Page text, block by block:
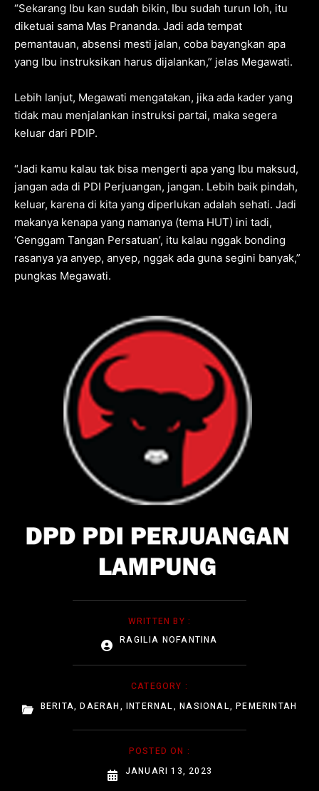
WRITTEN BY :
RAGILIA NOFANTINA
CATEGORY :
BERITA,DAERAH,INTERNAL,NASIONAL,PEMERINTAH
POSTED ON :
JANUARI 13, 2023
“Sekarang Ibu kan sudah bikin, Ibu sudah turun loh, itu
diketuai sama Mas Prananda. Jadi ada tempat
pemantauan, absensi mesti jalan, coba bayangkan apa
yang Ibu instruksikan harus dijalankan,” jelas Megawati.
Lebih lanjut, Megawati mengatakan, jika ada kader yang
tidak mau menjalankan instruksi partai, maka segera
keluar dari PDIP.
“Jadi kamu kalau tak bisa mengerti apa yang Ibu maksud,
jangan ada di PDI Perjuangan, jangan. Lebih baik pindah,
keluar, karena di kita yang diperlukan adalah sehati. Jadi
makanya kenapa yang namanya (tema HUT) ini tadi,
‘Genggam Tangan Persatuan’, itu kalau nggak bonding
rasanya ya anyep, anyep, nggak ada guna segini banyak,”
pungkas Megawati.